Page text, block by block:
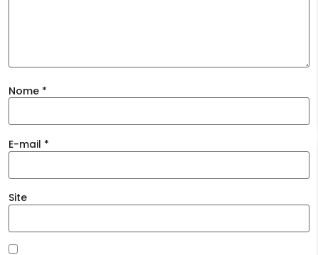
Nome *
E-mail *
Site